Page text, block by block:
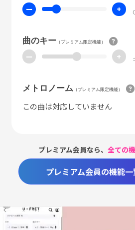
ー +
曲のキー（プレミアム限定機能）
ー +
メトロノーム （プレミアム限定機能）
この曲は対応していません
プレミアム会員なら、全ての
プレミアム会員の機能